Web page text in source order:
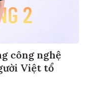
công nghệ
Việt tổ